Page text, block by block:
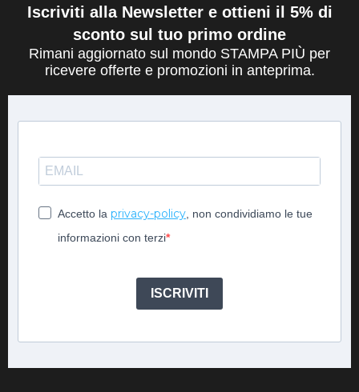
Iscriviti alla Newsletter e ottieni il 5% di
sconto sul tuo primo ordine
Rimani aggiornato sul mondo STAMPA PIÙ per
ricevere offerte e promozioni in anteprima.
Accetto la privacy-policy , non condividiamo le tue
informazioni con terzi
ISCRIVITI